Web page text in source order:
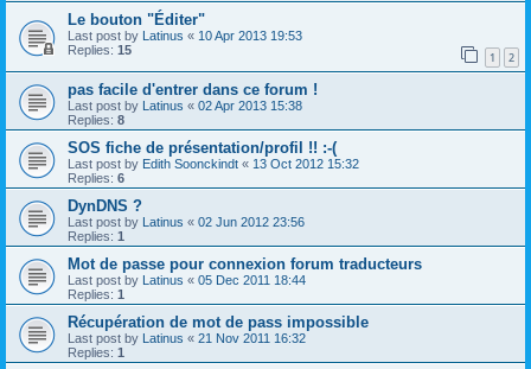
Le bouton "Éditer"
Last post by Latinus « 10 Apr 2013 19:53
Replies: 15 1 2
pas facile d'entrer dans ce forum !
Last post by Latinus « 02 Apr 2013 15:38
Replies: 8
SOS fiche de présentation/profil !! :-(
Last post by Edith Soonckindt « 13 Oct 2012 15:32
Replies: 6
DynDNS ?
Last post by Latinus « 02 Jun 2012 23:56
Replies: 1
Mot de passe pour connexion forum traducteurs
Last post by Latinus « 05 Dec 2011 18:44
Replies: 1
Récupération de mot de pass impossible
Last post by Latinus « 21 Nov 2011 16:32
Replies: 1